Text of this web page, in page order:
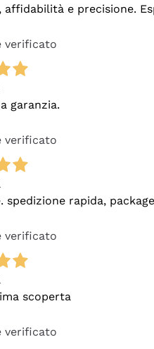
affidabilità e precisione.
verificato
garanzia.
verificato
spedizione rapida,
verificato
scoperta
verificato